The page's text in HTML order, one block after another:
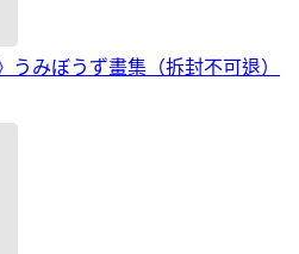
うみぼうず畫集（拆封不可退）